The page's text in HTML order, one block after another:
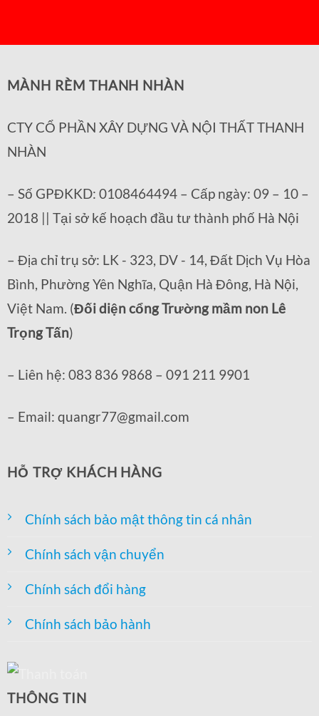
MÀNH RÈM THANH NHÀN
CTY CỔ PHẦN XÂY DỰNG VÀ NỘI THẤT THANH
NHÀN
– Số GPĐKKD: 0108464494 – Cấp ngày: 09 – 10 –
2018 || Tại sở kế hoạch đầu tư thành phố Hà Nội
– Địa chỉ trụ sở: LK - 323, DV - 14, Đất Dịch Vụ Hòa
Bình, Phường Yên Nghĩa, Quận Hà Đông, Hà Nội,
Việt Nam. (Đối diện cổng Trường mầm non Lê
Trọng Tấn)
– Liên hệ: 083 836 9868 – 091 211 9901
– Email: quangr77@gmail.com
HỖ TRỢ KHÁCH HÀNG
Chính sách bảo mật thông tin cá nhân
Chính sách vận chuyển
Chính sách đổi hàng
Chính sách bảo hành
THÔNG TIN